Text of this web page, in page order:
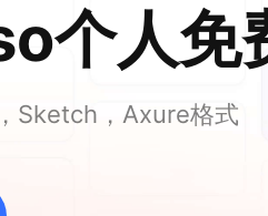
个人免
Sketch，Axure格式